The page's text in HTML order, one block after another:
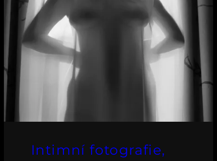
Intimní fotografie,